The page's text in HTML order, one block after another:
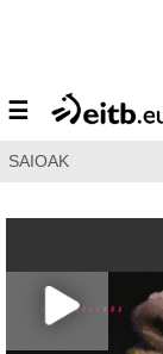
☰
SAIOAK